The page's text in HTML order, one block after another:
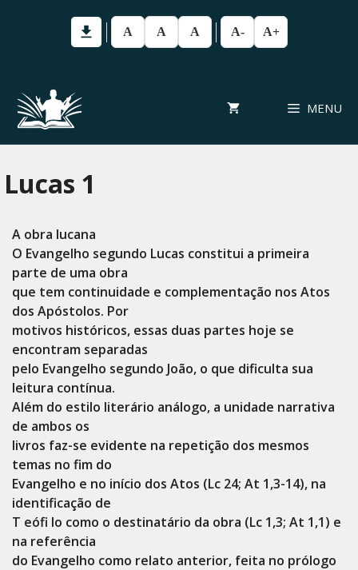
A A A A- A+
MENU
Lucas 1
A obra lucana
O Evangelho segundo Lucas constitui a primeira
parte de uma obra
que tem continuidade e complementação nos Atos
dos Apóstolos. Por
motivos históricos, essas duas partes hoje se
encontram separadas
pelo Evangelho segundo João, o que dificulta sua
leitura contínua.
Além do estilo literário análogo, a unidade narrativa
de ambos os
livros faz-se evidente na repetição dos mesmos
temas no fim do
Evangelho e no início dos Atos (Lc 24; At 1,3-14), na
identificação de
T eófi lo como o destinatário da obra (Lc 1,3; At 1,1) e
na referência
do Evangelho como relato anterior, feita no prólogo